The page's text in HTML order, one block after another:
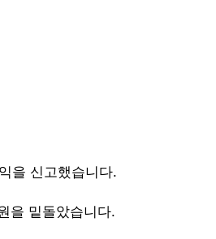
을 신고했습니다.
을 밑돌았습니다.